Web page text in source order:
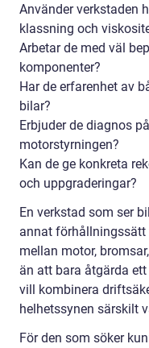
Använder verkstaden
klassning och
Arbetar de med väl
komponenter?
Har de erfarenhet av
bilar?
Erbjuder de diagnos
motorstyrningen?
Kan de ge konkreta
och uppgraderingar?
En verkstad som ser
annat förhållningssätt
mellan motor,
än att bara åtgärda
vill kombinera
helhetssynen särskilt
För den som söker